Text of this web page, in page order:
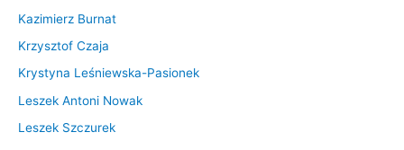
Kazimierz Burnat
Krzysztof Czaja
Krystyna Leśniewska-Pasionek
Leszek Antoni Nowak
Leszek Szczurek